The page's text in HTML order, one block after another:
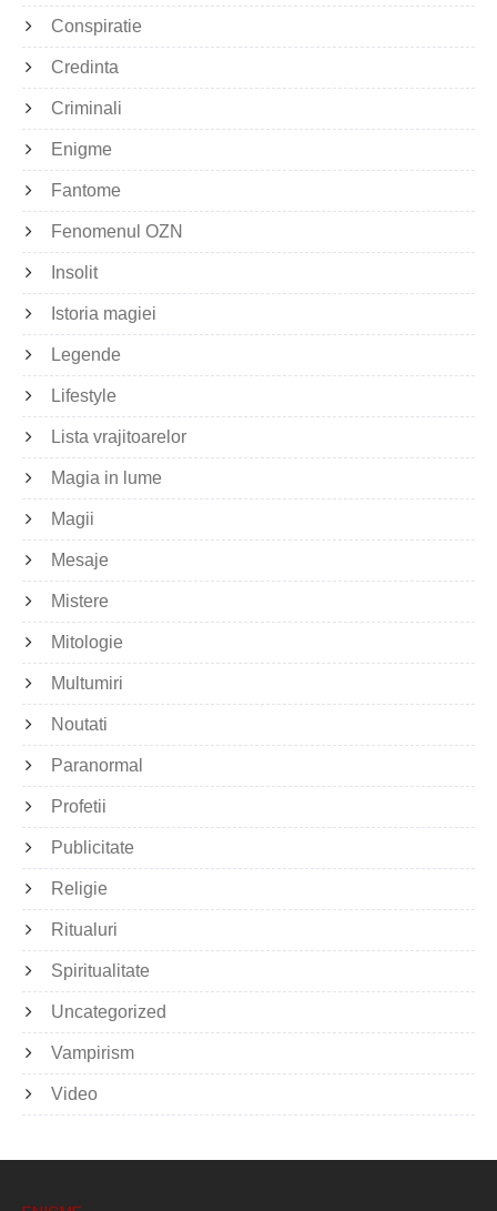
Conspiratie
Credinta
Criminali
Enigme
Fantome
Fenomenul OZN
Insolit
Istoria magiei
Legende
Lifestyle
Lista vrajitoarelor
Magia in lume
Magii
Mesaje
Mistere
Mitologie
Multumiri
Noutati
Paranormal
Profetii
Publicitate
Religie
Ritualuri
Spiritualitate
Uncategorized
Vampirism
Video